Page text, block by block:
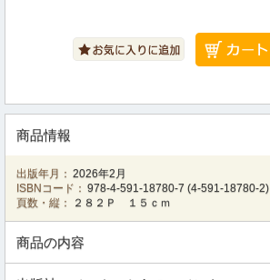
商品情報
出版年月： 2026年2月
ISBNコード： 978-4-591-18780-7 (4-591-18780-2)
頁数・縦：
２８２Ｐ １５ｃｍ
商品の内容